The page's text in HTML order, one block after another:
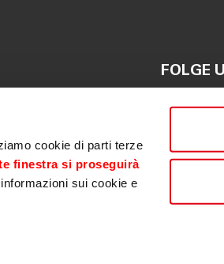
cookie di parti terze
finestra si proseguirà
sui cookie e
berechnen
FOLGE